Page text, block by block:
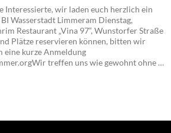
der
Wunstorfer
Straße
Interessierte, wir laden euch herzlich ein
Wasserstadt Limmeram Dienstag,
Restaurant „Vina 97“, Wunstorfer Straße
Plätze reservieren können, bitten wir
eine kurze Anmeldung
treffen uns wie gewohnt ohne …